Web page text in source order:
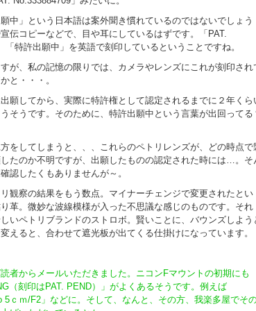
中」という日本語は案外聞き慣れているのではないでしょう
伝コピーなどで、目や耳にしているはずです。「PAT.
「特許出願中」を英語で刻印しているということですね。
が、私の記憶の限りでは、カメラやレンズにこれが刻印され
と・・・。
願してから、実際に特許権として認定されるまでに２年くら
そうです。そのために、特許出願中という言葉が出回ってる
をしてしまうと、、、これらのペトリレンズが、どの時点で
たのか不明ですが、出願したものの認定された時には…。そ
認したくもありませんが～。
観察の結果をもう数点。マイナーチェンジで変更されたとい
革。微妙な波線模様が入った不思議な感じのものです。それ
いペトリブランドのストロボ。賢いことに、バウンズしよう
えると、合わせて遮光板が出てくる仕掛けになっています。
読者からメールいただきました。ニコンFマウントの初期にも
（刻印はPAT. PEND）」がよくあるそうです。例えば
5ｃｍ/F2」などに。そして、なんと、その方、我楽多屋でそ